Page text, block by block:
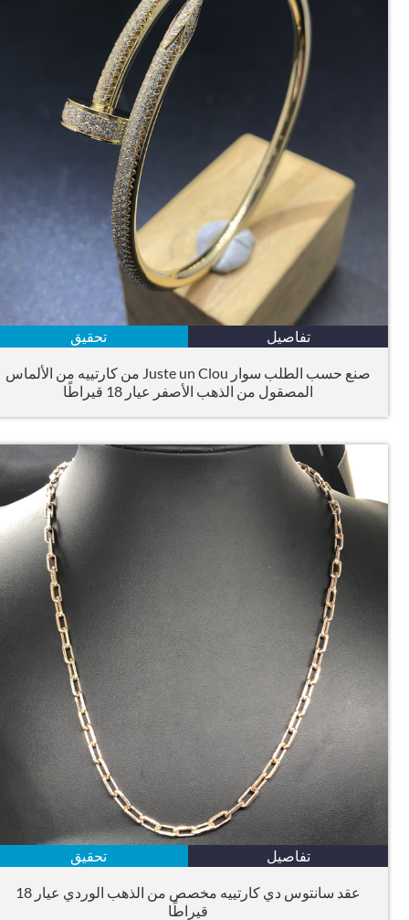
تفاصيل تحقيق
صنع حسب الطلب سوار Juste un Clou من كارتييه من الألماس
المصقول من الذهب الأصفر عيار 18 قيراطًا
تفاصيل تحقيق
عقد سانتوس دي كارتييه مخصص من الذهب الوردي عيار 18
قيراطًا